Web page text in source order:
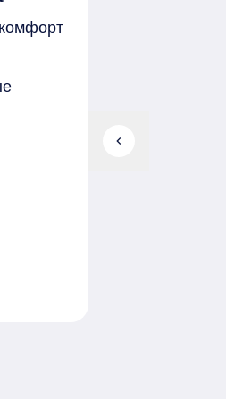
chevron_left